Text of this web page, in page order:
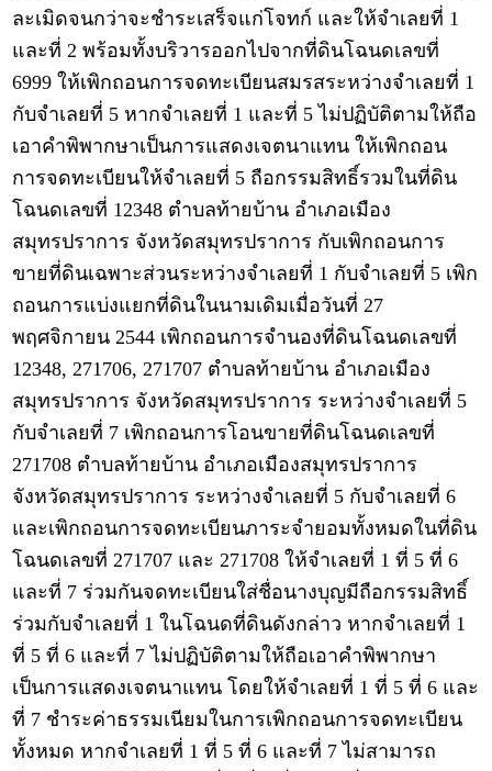
ละเมิดจนกว่าจะชำระเสร็จแก่โจทก์ และให้จำเลยที่ 1
และที่ 2 พร้อมทั้งบริวารออกไปจากที่ดินโฉนดเลขที่
6999 ให้เพิกถอนการจดทะเบียนสมรสระหว่างจำเลยที่ 1
กับจำเลยที่ 5 หากจำเลยที่ 1 และที่ 5 ไม่ปฏิบัติตามให้ถือ
เอาคำพิพากษาเป็นการแสดงเจตนาแทน ให้เพิกถอน
การจดทะเบียนให้จำเลยที่ 5 ถือกรรมสิทธิ์รวมในที่ดิน
โฉนดเลขที่ 12348 ตำบลท้ายบ้าน อำเภอเมือง
สมุทรปราการ จังหวัดสมุทรปราการ กับเพิกถอนการ
ขายที่ดินเฉพาะส่วนระหว่างจำเลยที่ 1 กับจำเลยที่ 5 เพิก
ถอนการแบ่งแยกที่ดินในนามเดิมเมื่อวันที่ 27
พฤศจิกายน 2544 เพิกถอนการจำนองที่ดินโฉนดเลขที่
12348, 271706, 271707 ตำบลท้ายบ้าน อำเภอเมือง
สมุทรปราการ จังหวัดสมุทรปราการ ระหว่างจำเลยที่ 5
กับจำเลยที่ 7 เพิกถอนการโอนขายที่ดินโฉนดเลขที่
271708 ตำบลท้ายบ้าน อำเภอเมืองสมุทรปราการ
จังหวัดสมุทรปราการ ระหว่างจำเลยที่ 5 กับจำเลยที่ 6
และเพิกถอนการจดทะเบียนภาระจำยอมทั้งหมดในที่ดิน
โฉนดเลขที่ 271707 และ 271708 ให้จำเลยที่ 1 ที่ 5 ที่ 6
และที่ 7 ร่วมกันจดทะเบียนใส่ชื่อนางบุญมีถือกรรมสิทธิ์
ร่วมกับจำเลยที่ 1 ในโฉนดที่ดินดังกล่าว หากจำเลยที่ 1
ที่ 5 ที่ 6 และที่ 7 ไม่ปฏิบัติตามให้ถือเอาคำพิพากษา
เป็นการแสดงเจตนาแทน โดยให้จำเลยที่ 1 ที่ 5 ที่ 6 และ
ที่ 7 ชำระค่าธรรมเนียมในการเพิกถอนการจดทะเบียน
ทั้งหมด หากจำเลยที่ 1 ที่ 5 ที่ 6 และที่ 7 ไม่สามารถ